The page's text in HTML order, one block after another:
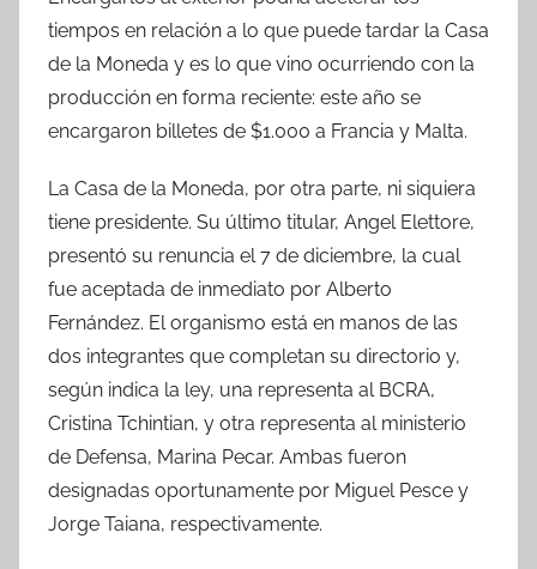
tiempos en relación a lo que puede tardar la Casa
de la Moneda y es lo que vino ocurriendo con la
producción en forma reciente: este año se
encargaron billetes de $1.000 a Francia y Malta.
La Casa de la Moneda, por otra parte, ni siquiera
tiene presidente. Su último titular, Angel Elettore,
presentó su renuncia el 7 de diciembre, la cual
fue aceptada de inmediato por Alberto
Fernández. El organismo está en manos de las
dos integrantes que completan su directorio y,
según indica la ley, una representa al BCRA,
Cristina Tchintian, y otra representa al ministerio
de Defensa, Marina Pecar. Ambas fueron
designadas oportunamente por Miguel Pesce y
Jorge Taiana, respectivamente.